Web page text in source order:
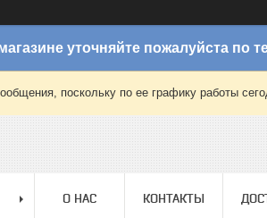
уточняйте пожалуйста по
поскольку по ее графику работы
О НАС КОНТАКТЫ